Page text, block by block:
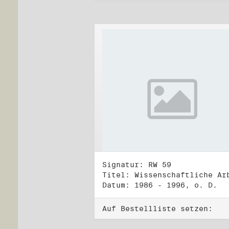
Signatur: RW 59
Datum: 1986 - 1996, o. D.
Auf Bestellliste setzen: